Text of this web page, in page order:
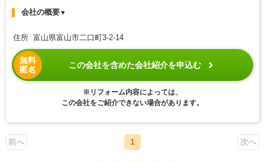
会社の概要▼
住所 富山県富山市二口町3-2-14
無料
匿名
この会社を含めた会社紹介を申込む
※リフォーム内容によっては、
この会社をご紹介できない場合があります。
前へ 1 次へ